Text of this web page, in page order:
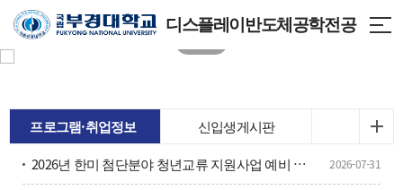
디스플레이반도체공학전공
프로그램·취업정보
신입생게시판
2026년 한미 첨단분야 청년교류 지원사업 예비 장학생 선발 안내
2026-07-31